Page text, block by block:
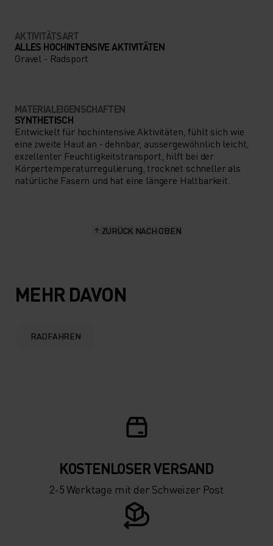
AKTIVITÄTSART
ALLES HOCHINTENSIVE AKTIVITÄTEN
Gravel - Radsport
MATERIALEIGENSCHAFTEN
SYNTHETISCH
Entwickelt für hochintensive Aktivitäten, fühlt sich wie
eine zweite Haut an - dehnbar, aussergewöhnlich leicht,
exzellenter Feuchtigkeitstransport, hilft bei der
Körpertemperaturregulierung, trocknet schneller als
natürliche Fasern und hat eine längere Haltbarkeit.
ZURÜCK NACH OBEN
MEHR DAVON
RADFAHREN
KOSTENLOSER VERSAND
2-5 Werktage mit der Schweizer Post